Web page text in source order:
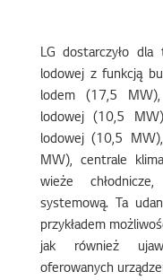
LG dostarczyło
lodowej z funkcją
lodem (17,5
lodowej (10,5
lodowej (10,5
MW), centrale
wieże
systemową. Ta
przykładem
jak również
oferowanych